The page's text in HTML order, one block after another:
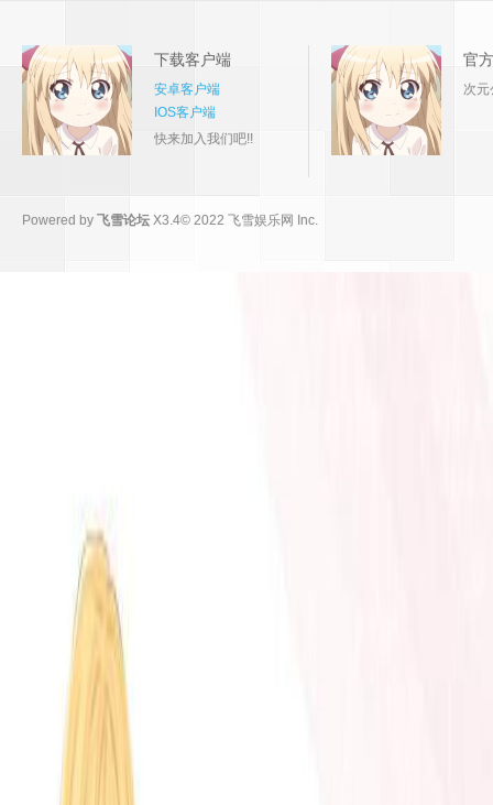
下载客户端
安卓客户端
IOS客户端
快来加入我们吧!!
官
次元
Powered by 飞雪论坛 X3.4© 2022 飞雪娱乐网 Inc.